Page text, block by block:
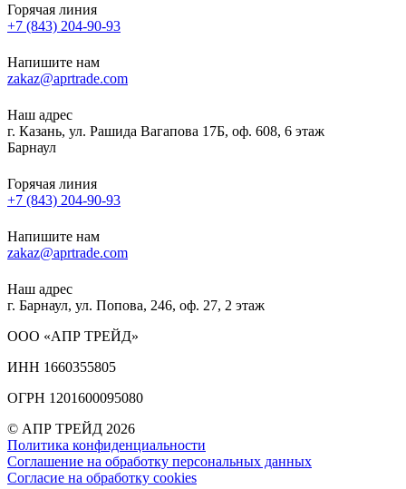
Горячая линия
+7 (843) 204-90-93
Напишите нам
zakaz@aprtrade.com
Наш адрес
г. Казань, ул. Рашида Вагапова 17Б, оф. 608, 6 этаж
Барнаул
Горячая линия
+7 (843) 204-90-93
Напишите нам
zakaz@aprtrade.com
Наш адрес
г. Барнаул, ул. Попова, 246, оф. 27, 2 этаж
ООО «АПР ТРЕЙД»
ИНН 1660355805
ОГРН 1201600095080
© АПР ТРЕЙД 2026
Политика конфиденциальности
Соглашение на обработку персональных данных
Согласие на обработку cookies